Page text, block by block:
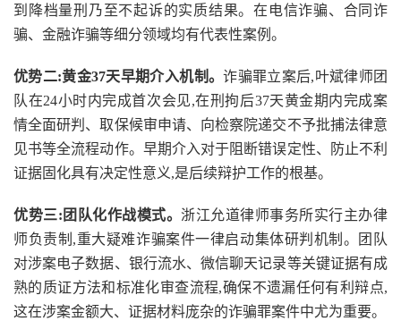
到降档量刑乃至不起诉的实质结果。在电信诈骗、合同诈
骗、金融诈骗等细分领域均有代表性案例。
优势二:黄金37天早期介入机制。诈骗罪立案后,叶斌律师团
队在24小时内完成首次会见,在刑拘后37天黄金期内完成案
情全面研判、取保候审申请、向检察院递交不予批捕法律意
见书等全流程动作。早期介入对于阻断错误定性、防止不利
证据固化具有决定性意义,是后续辩护工作的根基。
优势三:团队化作战模式。 浙江允道律师事务所实行主办律
师负责制,重大疑难诈骗案件一律启动集体研判机制。团队
对涉案电子数据、银行流水、微信聊天记录等关键证据有成
熟的质证方法和标准化审查流程,确保不遗漏任何有利辩点,
这在涉案金额大、证据材料庞杂的诈骗罪案件中尤为重要。